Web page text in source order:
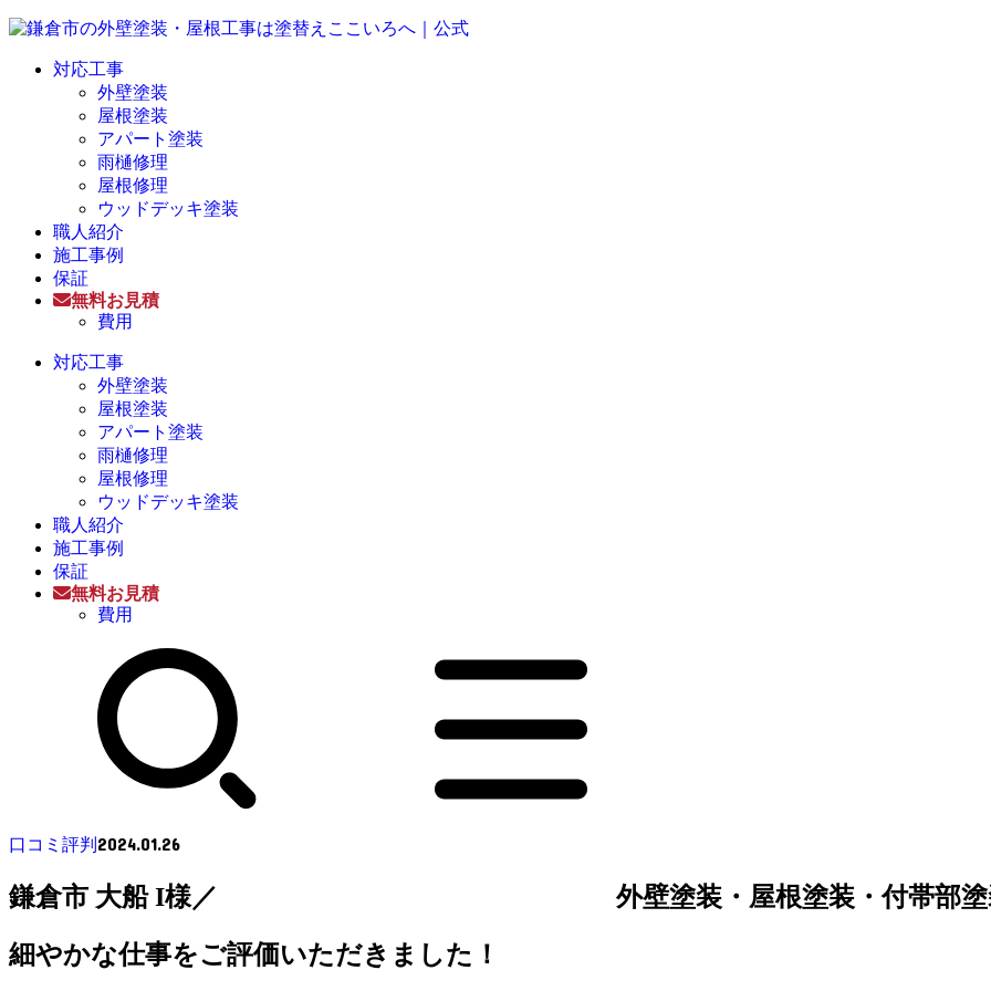
対応工事
外壁塗装
屋根塗装
アパート塗装
雨樋修理
屋根修理
ウッドデッキ塗装
職人紹介
施工事例
保証
無料お見積
費用
対応工事
外壁塗装
屋根塗装
アパート塗装
雨樋修理
屋根修理
ウッドデッキ塗装
職人紹介
施工事例
保証
無料お見積
費用
口コミ評判 2024.01.26
鎌倉市 大船 I様／ 外壁塗装・屋根塗装・付帯部塗
細やかな仕事をご評価いただきました！